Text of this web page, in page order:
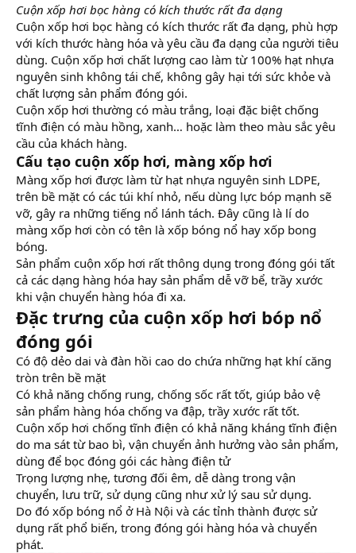
Cuộn xốp hơi bọc hàng có kích thước rất đa dạng
Cuộn xốp hơi bọc hàng có kích thước rất đa dạng, phù hợp
với kích thước hàng hóa và yêu cầu đa dạng của người tiêu
dùng. Cuộn xốp hơi chất lượng cao làm từ 100% hạt nhựa
nguyên sinh không tái chế, không gây hại tới sức khỏe và
chất lượng sản phẩm đóng gói.
Cuộn xốp hơi thường có màu trắng, loại đặc biệt chống
tĩnh điện có màu hồng, xanh… hoặc làm theo màu sắc yêu
cầu của khách hàng.
Cấu tạo cuộn xốp hơi, màng xốp hơi
Màng xốp hơi được làm từ hạt nhựa nguyên sinh LDPE,
trên bề mặt có các túi khí nhỏ, nếu dùng lực bóp mạnh sẽ
vỡ, gây ra những tiếng nổ lánh tách. Đây cũng là lí do
màng xốp hơi còn có tên là xốp bóng nổ hay xốp bong
bóng.
Sản phẩm cuộn xốp hơi rất thông dụng trong đóng gói tất
cả các dạng hàng hóa hay sản phẩm dễ vỡ bể, trầy xước
khi vận chuyển hàng hóa đi xa.
Đặc trưng của cuộn xốp hơi bóp nổ
đóng gói
Có độ dẻo dai và đàn hồi cao do chứa những hạt khí căng
tròn trên bề mặt
Có khả năng chống rung, chống sốc rất tốt, giúp bảo vệ
sản phẩm hàng hóa chống va đập, trầy xước rất tốt.
Cuộn xốp hơi chống tĩnh điện có khả năng kháng tĩnh điện
do ma sát từ bao bì, vận chuyển ảnh hưởng vào sản phẩm,
dùng để bọc đóng gói các hàng điện tử
Trọng lượng nhẹ, tương đối êm, dễ dàng trong vận
chuyển, lưu trữ, sử dụng cũng như xử lý sau sử dụng.
Do đó xốp bóng nổ ở Hà Nội và các tỉnh thành được sử
dụng rất phổ biến, trong đóng gói hàng hóa và chuyển
phát.